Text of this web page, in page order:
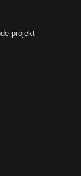
projekt